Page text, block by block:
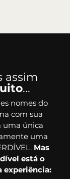
assim
...
nomes do
com sua
uma única
uma
Mas
está o
experiência: